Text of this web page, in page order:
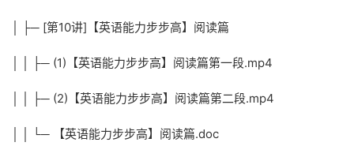
│ ├─ [第10讲]【英语能力步步高】阅读篇
│ │ ├─ (1)【英语能力步步高】阅读篇第一段.mp4
│ │ ├─ (2)【英语能力步步高】阅读篇第二段.mp4
│ │ └─ 【英语能力步步高】阅读篇.doc